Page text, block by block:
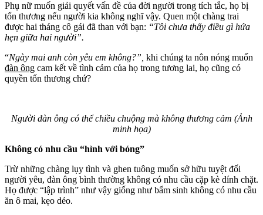
Phụ nữ muốn giải quyết vấn đề của đời người trong tích tắc, họ bị
tổn thương nếu người kia không nghĩ vậy. Quen một chàng trai
được hai tháng cô gái đã than với bạn: “Tôi chưa thấy điều gì hứa
hẹn giữa hai người”.
“Ngày mai anh còn yêu em không?”, khi chúng ta nôn nóng muốn
đàn ông cam kết về tình cảm của họ trong tương lai, họ cũng có
quyền tổn thương chứ?
Người đàn ông có thể chiều chuộng mà không thương cảm (Ảnh
minh họa)
Không có nhu cầu “hình với bóng”
Trừ những chàng lụy tình và ghen tuông muốn sở hữu tuyệt đối
người yêu, đàn ông bình thường không có nhu cầu cặp kè dính chặt.
Họ được “lập trình” như vậy giống như bẩm sinh không có nhu cầu
ăn ô mai, kẹo dẻo.